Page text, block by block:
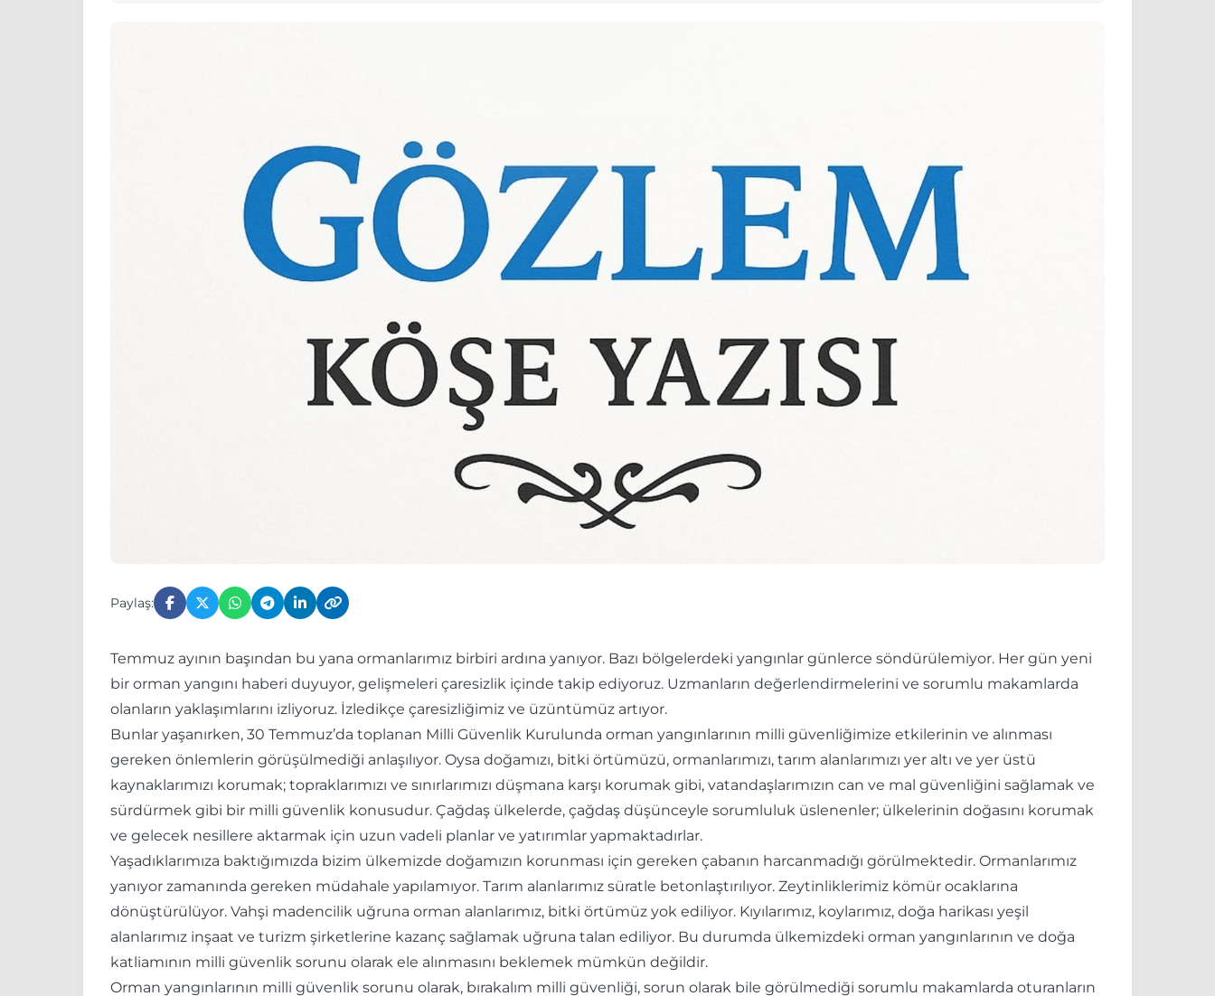
Paylaş:
Temmuz ayının başından bu yana ormanlarımız birbiri ardına yanıyor. Bazı bölgelerdeki yangınlar günlerce söndürülemiyor. Her gün yeni
bir orman yangını haberi duyuyor, gelişmeleri çaresizlik içinde takip ediyoruz. Uzmanların değerlendirmelerini ve sorumlu makamlarda
olanların yaklaşımlarını izliyoruz. İzledikçe çaresizliğimiz ve üzüntümüz artıyor.
Bunlar yaşanırken, 30 Temmuz’da toplanan Milli Güvenlik Kurulunda orman yangınlarının milli güvenliğimize etkilerinin ve alınması
gereken önlemlerin görüşülmediği anlaşılıyor. Oysa doğamızı, bitki örtümüzü, ormanlarımızı, tarım alanlarımızı yer altı ve yer üstü
kaynaklarımızı korumak; topraklarımızı ve sınırlarımızı düşmana karşı korumak gibi, vatandaşlarımızın can ve mal güvenliğini sağlamak ve
sürdürmek gibi bir milli güvenlik konusudur. Çağdaş ülkelerde, çağdaş düşünceyle sorumluluk üslenenler; ülkelerinin doğasını korumak
ve gelecek nesillere aktarmak için uzun vadeli planlar ve yatırımlar yapmaktadırlar.
Yaşadıklarımıza baktığımızda bizim ülkemizde doğamızın korunması için gereken çabanın harcanmadığı görülmektedir. Ormanlarımız
yanıyor zamanında gereken müdahale yapılamıyor. Tarım alanlarımız süratle betonlaştırılıyor. Zeytinliklerimiz kömür ocaklarına
dönüştürülüyor. Vahşi madencilik uğruna orman alanlarımız, bitki örtümüz yok ediliyor. Kıyılarımız, koylarımız, doğa harikası yeşil
alanlarımız inşaat ve turizm şirketlerine kazanç sağlamak uğruna talan ediliyor. Bu durumda ülkemizdeki orman yangınlarının ve doğa
katliamının milli güvenlik sorunu olarak ele alınmasını beklemek mümkün değildir.
Orman yangınlarının milli güvenlik sorunu olarak, bırakalım milli güvenliği, sorun olarak bile görülmediği sorumlu makamlarda oturanların